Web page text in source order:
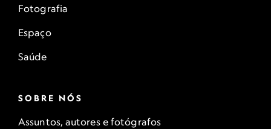
Fotografia
Espaço
Saúde
SOBRE NÓS
Assuntos, autores e fotógrafos